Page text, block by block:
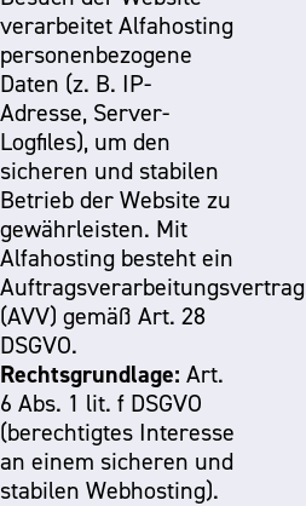
verarbeitet Alfahosting
personenbezogene
Daten (z. B. IP-
Adresse, Server-
Logfiles), um den
sicheren und stabilen
Betrieb der Website zu
gewährleisten. Mit
Alfahosting besteht ein
Auftragsverarbeitungsvertrag
(AVV) gemäß Art. 28
DSGVO.
Rechtsgrundlage: Art.
6 Abs. 1 lit. f DSGVO
(berechtigtes Interesse
an einem sicheren und
stabilen Webhosting).